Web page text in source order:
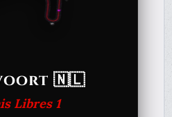
🇳🇱
Libres 1